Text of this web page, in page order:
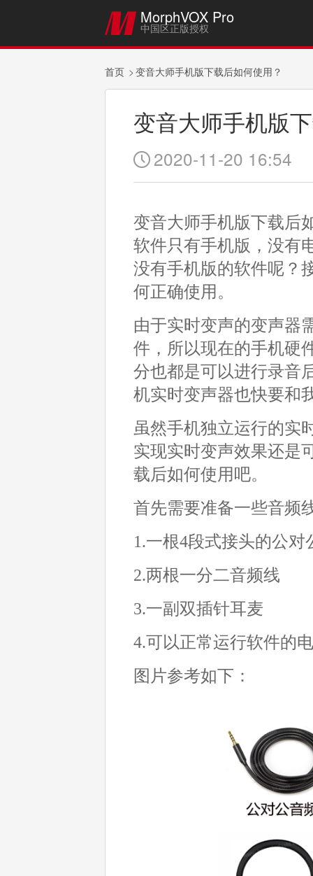
 MorphVOX Pro
中国区正版授权
首页 变音大师手机版下载后如何使用？
变音大师手机版
 2020-11-20 16:54
变音大师手机版下载后
软件只有手机版，没有
没有手机版的软件呢？
何正确使用。
由于实时变声的变声器
件，所以现在的手机硬
分也都是可以进行录音
机实时变声器也快要和
虽然手机独立运行的实
实现实时变声效果还是
载后如何使用吧。
首先需要准备一些音频
1.一根4段式接头的公
2.两根一分二音频线
3.一副双插针耳麦
4.可以正常运行软件的
图片参考如下：